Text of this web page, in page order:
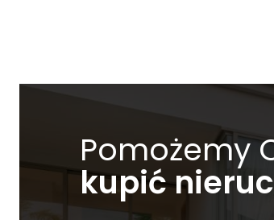
Pomożemy
kupić